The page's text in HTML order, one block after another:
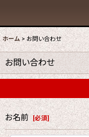
ホーム > お問い合わせ
お問い合わせ
お名前 [必須]